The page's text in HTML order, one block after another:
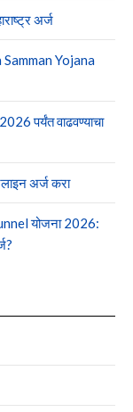
अर्ज
Samman Yojana
पर्यंत वाढवण्याचा
अर्ज करा
योजना 2026: